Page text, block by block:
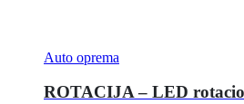
Auto oprema
ROTACIJA – LED